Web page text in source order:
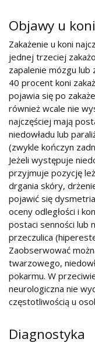
Objawy u koni
Zakażenie u koni
jednej trzeciej
zapalenie mózgu lub
40 procent koni
pojawia się po
również wcale nie
najczęściej mają
niedowładu lub
(zwykle kończyn
Jeżeli występuje
przyjmuje pozycję
drgania skóry,
pojawić się
oceny odległości i
postaci senności lub
przeczulica
Zaobserwować
twarzowego,
pokarmu. W
neurologiczna nie
częstotliwością u
Diagnostyka